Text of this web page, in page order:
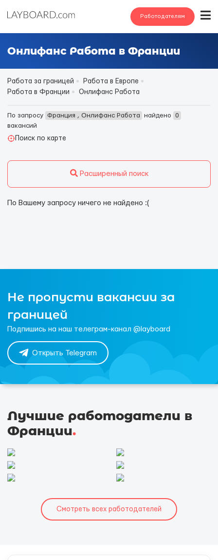
Работодателям
Онлифанс Работа в Франции
Работа за границей
Работа в Европе
Работа в Франции
Онлифанс Работа
По запросу Франция , Онлифанс Работа найдено
0
вакансий
Поиск по карте
Расширенный поиск
По Вашему запросу ничего не найдено :(
Не пропусти вакансии за
границей
Подпишись на наш телеграм-канал @layboard
Открыть Telegram
Лучшие работодатели в
Франции.
Смотреть всех работодателей